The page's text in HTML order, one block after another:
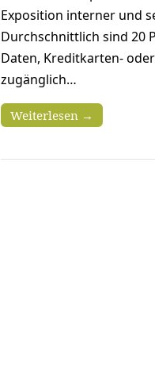
Exposition interner und
Durchschnittlich sind 20
Daten, Kreditkarten-
zugänglich…
Weiterlesen →